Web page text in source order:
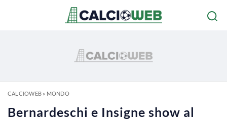
CALCIOWEB» MONDO
Bernardeschi e Insigne show al